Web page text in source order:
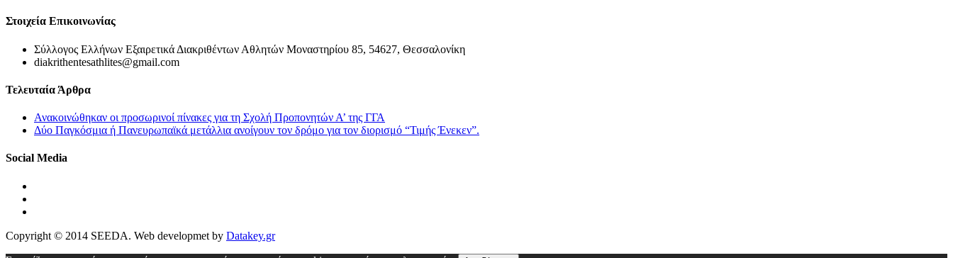
Στοιχεία Επικοινωνίας
Σύλλογος Ελλήνων Εξαιρετικά Διακριθέντων Αθλητών Μοναστηρίου 85, 54627, Θεσσαλονίκη
diakrithentesathlites@gmail.com
Τελευταία Άρθρα
Ανακοινώθηκαν οι προσωρινοί πίνακες για τη Σχολή Προπονητών Α’ της ΓΓΑ
Δύο Παγκόσμια ή Πανευρωπαϊκά μετάλλια ανοίγουν τον δρόμο για τον διορισμό “Τιμής Ένεκεν”.
Social Media
Copyright © 2014 SEEDA. Web developmet by Datakey.gr